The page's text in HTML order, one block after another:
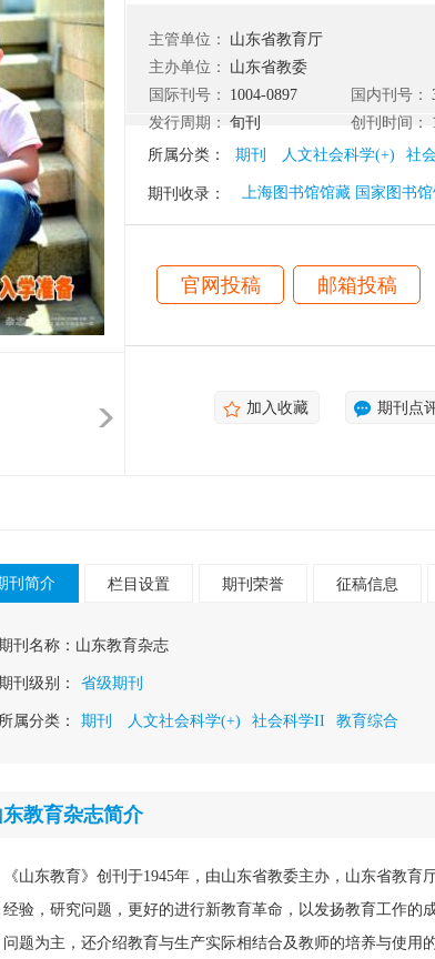
使用的经验。 《山东教育》杂志主要栏
赏析、治校方略、企业与经济管理、建筑
子、图书与档案管理、医疗与保健、环保
横、问题与探讨、财税科技、金融之窗等
主管单位：
山东省教育厅
主办单位：
山东省教委
国际刊号：
1004-0897 国内刊号：
发行周期： 旬刊 创刊时间：
所属分类：
期刊 人文社会科学(+) 社
期刊收录： 上海图书馆馆藏 国家图书
官网投稿 邮箱投稿
加入收藏 期刊点
刊简介 栏目设置 期刊荣誉 征稿信息
刊名称： 山东教育杂志
刊级别： 省级期刊
所属分类： 期刊 人文社会科学(+) 社会科学II 教育综合
东教育杂志简介
《山东教育》创刊于1945年，由山东省教委主办，山东省教
经验，研究问题，更好的进行新教育革命，以发扬教育工作的
问题为主，还介绍教育与生产实际相结合及教师的培养与使用